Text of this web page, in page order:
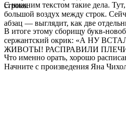
строка.
С нижним текстом такие дела.
большой воздух между строк.
абзац — выглядит, как две
В итоге этому сборищу букв-
сержантский окрик: «А НУ
ЖИВОТЫ! РАСПРАВИЛИ ПЛЕЧИ!»
Что именно орать, хорошо
Начните с произведения Яна